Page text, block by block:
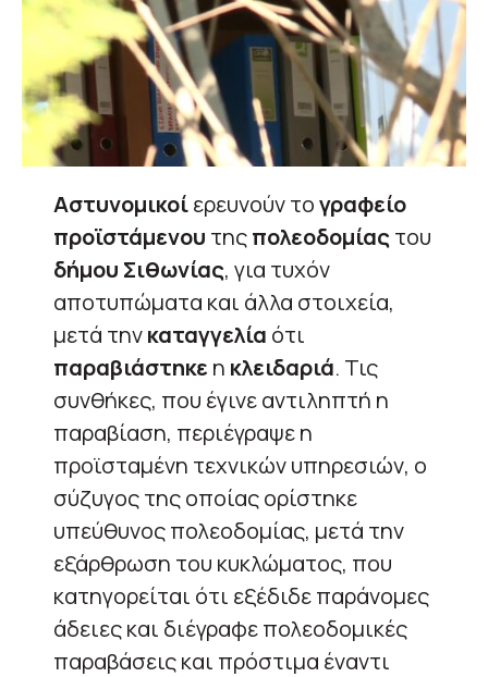
Αστυνομικοίερευνούν τογραφείο
προϊστάμενου τηςπολεοδομίαςτου
δήμου Σιθωνίας, για τυχόν
αποτυπώματα και άλλα στοιχεία,
μετά τηνκαταγγελία ότι
παραβιάστηκεη κλειδαριά. Τις
συνθήκες, που έγινε αντιληπτή η
παραβίαση, περιέγραψε η
προϊσταμένη τεχνικών υπηρεσιών, ο
σύζυγος της οποίας ορίστηκε
υπεύθυνος πολεοδομίας, μετά την
εξάρθρωση του κυκλώματος, που
κατηγορείται ότι εξέδιδε παράνομες
άδειες και διέγραφε πολεοδομικές
παραβάσεις και πρόστιμα έναντι